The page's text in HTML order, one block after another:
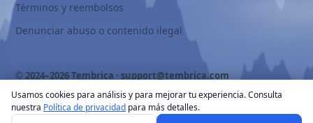
Términos y reembolsos
Denunciar abuso o contenido ilegal
© 2024–2026 Tembrica · support@tembrica.com
Usamos cookies para análisis y para mejorar tu experiencia. Consulta
nuestra Política de privacidad para más detalles.